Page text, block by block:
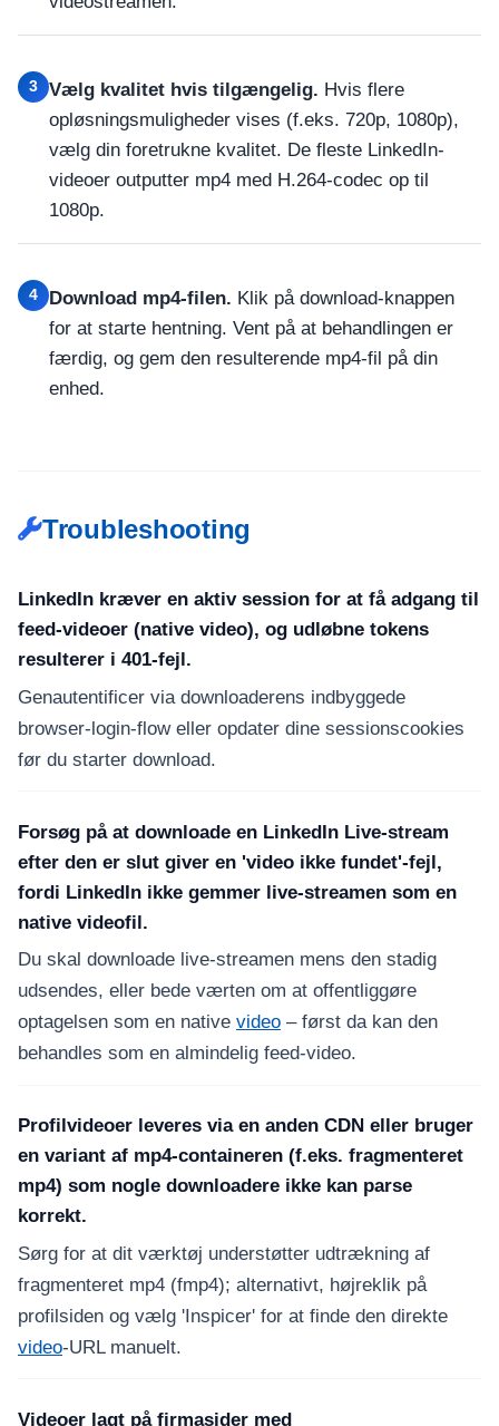
3 Vælg kvalitet hvis tilgængelig. Hvis flere
opløsningsmuligheder vises (f.eks. 720p, 1080p),
vælg din foretrukne kvalitet. De fleste LinkedIn-
videoer outputter mp4 med H.264-codec op til
1080p.
4 Download mp4-filen. Klik på download-knappen
for at starte hentning. Vent på at behandlingen er
færdig, og gem den resulterende mp4-fil på din
enhed.
Troubleshooting
LinkedIn kræver en aktiv session for at få adgang til
feed-videoer (native video), og udløbne tokens
resulterer i 401-fejl.
Genautentificer via downloaderens indbyggede
browser-login-flow eller opdater dine sessionscookies
før du starter download.
Forsøg på at downloade en LinkedIn Live-stream
efter den er slut giver en 'video ikke fundet'-fejl,
fordi LinkedIn ikke gemmer live-streamen som en
native videofil.
Du skal downloade live-streamen mens den stadig
udsendes, eller bede værten om at offentliggøre
optagelsen som en native video – først da kan den
behandles som en almindelig feed-video.
Profilvideoer leveres via en anden CDN eller bruger
en variant af mp4-containeren (f.eks. fragmenteret
mp4) som nogle downloadere ikke kan parse
korrekt.
Sørg for at dit værktøj understøtter udtrækning af
fragmenteret mp4 (fmp4); alternativt, højreklik på
profilsiden og vælg 'Inspicer' for at finde den direkte
video-URL manuelt.
Videoer lagt på firmasider med